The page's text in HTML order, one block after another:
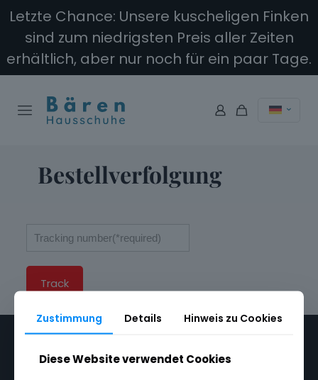
Letzte Chance: Unsere kuscheligen Finken
sind zum niedrigsten Preis aller Zeiten
erhältlich, aber nur noch für ein paar Tage.
Bestellverfolgung
Track
Nützliche Links
Zustimmung Details Hinweis zu Cookies
Diese Website verwendet Cookies